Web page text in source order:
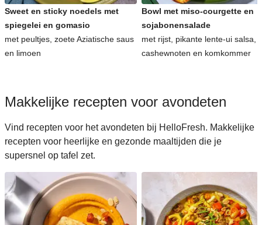
Sweet en sticky noedels met
spiegelei en gomasio
met peultjes, zoete Aziatische saus
en limoen
Bowl met miso-courgette en
sojabonensalade
met rijst, pikante lente-ui salsa,
cashewnoten en komkommer
Makkelijke recepten voor avondeten
Vind recepten voor het avondeten bij HelloFresh. Makkelijke
recepten voor heerlijke en gezonde maaltijden die je
supersnel op tafel zet.